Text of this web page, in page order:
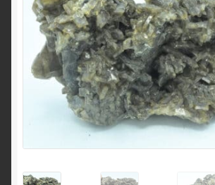
Mon compte
Blog
Contactez-nous